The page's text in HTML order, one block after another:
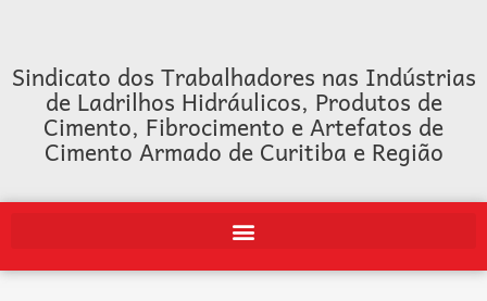
Sindicato dos Trabalhadores nas Indústrias
de Ladrilhos Hidráulicos, Produtos de
Cimento, Fibrocimento e Artefatos de
Cimento Armado de Curitiba e Região